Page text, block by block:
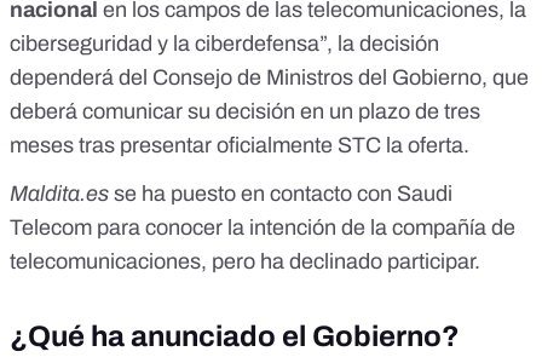
nacional en los campos de las telecomunicaciones, la
ciberseguridad y la ciberdefensa”, la decisión
dependerá del Consejo de Ministros del Gobierno, que
deberá comunicar su decisión en un plazo de tres
meses tras presentar oficialmente STC la oferta.
Maldita.es se ha puesto en contacto con Saudi
Telecom para conocer la intención de la compañía de
telecomunicaciones, pero ha declinado participar.
¿Qué ha anunciado el Gobierno?